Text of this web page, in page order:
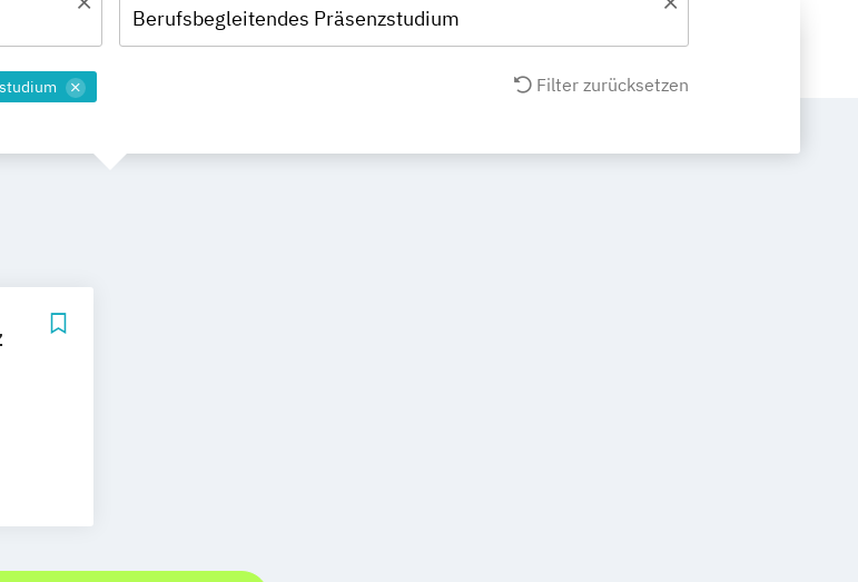
Berufsbegleitendes Präsenzstudium
Filter zurücksetzen